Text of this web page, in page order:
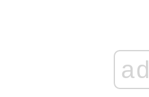
ad